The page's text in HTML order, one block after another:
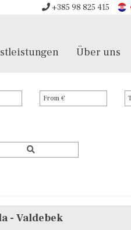
+385 98 825 415
Über uns
- Valdebek